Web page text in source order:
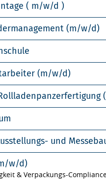
( m/w/d )
(m/w/d)
(m/w/d)
und
w/d)
& Verpackungs-Compliance